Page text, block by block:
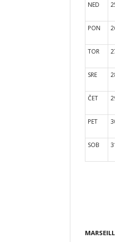
NED
PON
TOR
SRE
ČET
PET
SOB